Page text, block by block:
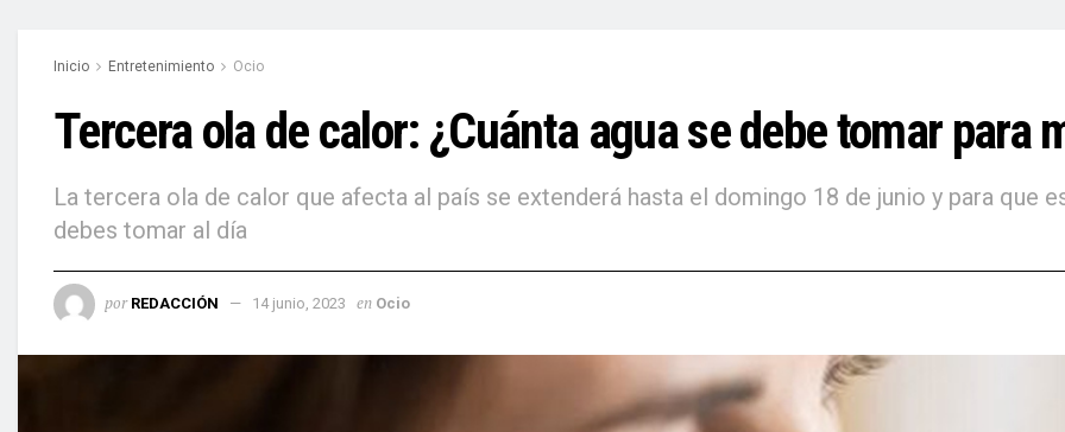
Inicio Entretenimiento Ocio
Tercera ola de calor: ¿Cuánta agua se debe tomar para
La tercera ola de calor que afecta al país se extenderá hasta el domingo 18 de junio y para que
debes tomar al día
por REDACCIÓN 14 junio, 2023 en Ocio